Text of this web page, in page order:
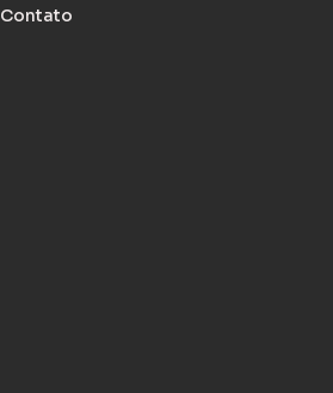
Contato